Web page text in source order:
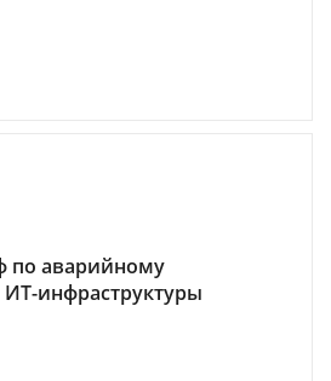
по аварийному
инфраструктуры